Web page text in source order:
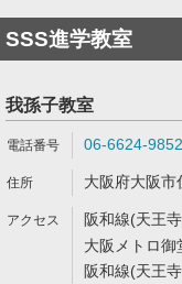
SSS進学教室
我孫子教室
06-6624-9852
大阪府大阪
阪和線(天王
大阪メトロ
阪和線(天王